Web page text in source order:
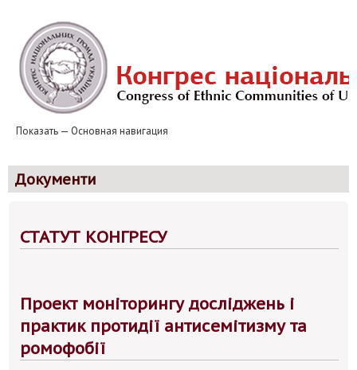
основному
содержанию
Основная
Показать — Основная навигация
Новини
Національні громади
Європейський табір
Табір «Джерела толерантності» та «Джерела порозуміння»
Клуби толерантності
Контакти
Звіти
Документи
СТАТУТ КОНГРЕСУ
Проект моніторингу досліджень і
практик протидії антисемітизму та
ромофобії